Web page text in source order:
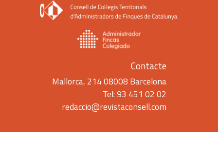
Contacte
Mallorca, 214 08008 Barcelona
Tel: 93 451 02 02
redaccio@revistaconsell.com